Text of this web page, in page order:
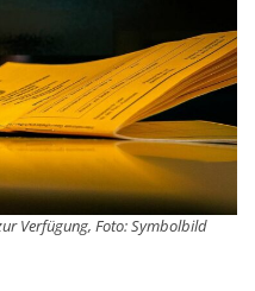
Verfügung, Foto: Symbolbild